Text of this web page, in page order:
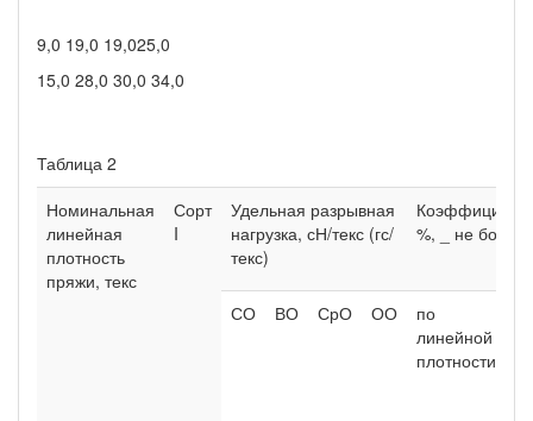
9,0 19,0 19,025,0
15,0 28,0 30,0 34,0
Таблица 2
Номинальная
линейная
плот­ность
пряжи, текс
Сорт
I
Удельная разрывная
нагрузка, сН/текс (гс/
текс)
Коэффициент
%, _ не более
СО ВО СрО ОО
по
линейной
плотности